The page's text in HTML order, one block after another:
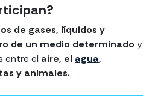
de gases, líquidos y
de un medio determinado y
entre el aire, el agua,
y animales.